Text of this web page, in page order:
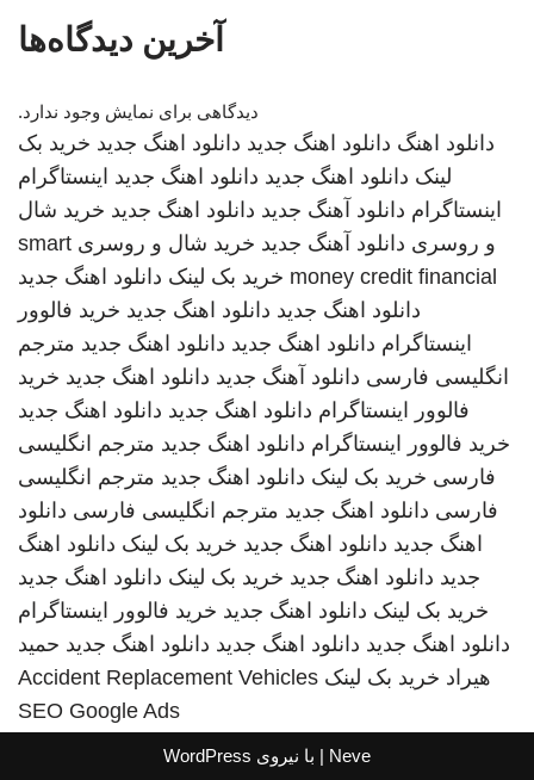
آخرین دیدگاه‌ها
دیدگاهی برای نمایش وجود ندارد.
دانلود اهنگ دانلود اهنگ جدید دانلود اهنگ جدید خرید بک
لینک دانلود اهنگ جدید دانلود اهنگ جدید اینستاگرام
اینستاگرام دانلود آهنگ جدید دانلود اهنگ جدید خرید شال
و روسری دانلود آهنگ جدید خرید شال و روسری smart
money credit financial خرید بک لینک دانلود اهنگ جدید
دانلود اهنگ جدید دانلود اهنگ جدید خرید فالوور
اینستاگرام دانلود اهنگ جدید دانلود اهنگ جدید مترجم
انگلیسی فارسی دانلود آهنگ جدید دانلود اهنگ جدید خرید
فالوور اینستاگرام دانلود اهنگ جدید دانلود اهنگ جدید
خرید فالوور اینستاگرام دانلود اهنگ جدید مترجم انگلیسی
فارسی خرید بک لینک دانلود اهنگ جدید مترجم انگلیسی
فارسی دانلود اهنگ جدید مترجم انگلیسی فارسی دانلود
اهنگ جدید دانلود اهنگ جدید خرید بک لینک دانلود اهنگ
جدید دانلود اهنگ جدید خرید بک لینک دانلود اهنگ جدید
خرید بک لینک دانلود اهنگ جدید خرید فالوور اینستاگرام
دانلود اهنگ جدید دانلود اهنگ جدید دانلود اهنگ جدید حمید
هیراد خرید بک لینک Accident Replacement Vehicles
SEO Google Ads
Neve | با نیروی WordPress